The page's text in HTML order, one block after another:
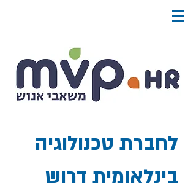
לחברת טכנולוגיה
בינלאומית דרוש